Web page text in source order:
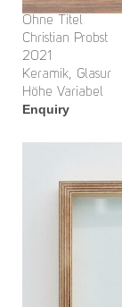
Ohne Titel
Christian Probst
2021
Keramik, Glasur
Höhe Variabel
Enquiry